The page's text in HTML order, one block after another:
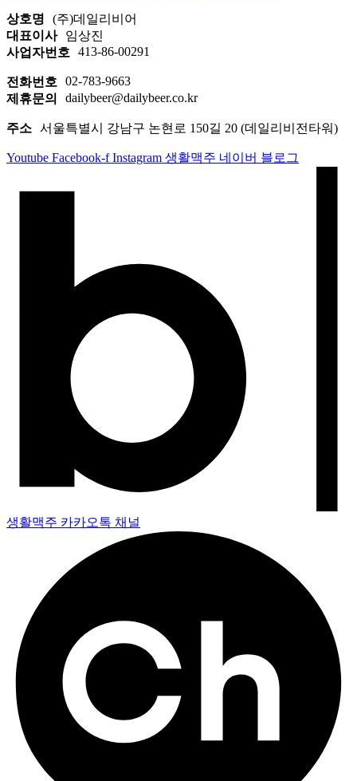
상호명
(주)데일리비어
대표이사
임상진
사업자번호
413-86-00291
전화번호
02-783-9663
제휴문의
dailybeer@dailybeer.co.kr
주소 서울특별시 강남구 논현로 150길 20 (데일리비전타워)
Youtube Facebook-f Instagram 생활맥주 네이버 블로그
생활맥주 카카오톡 채널